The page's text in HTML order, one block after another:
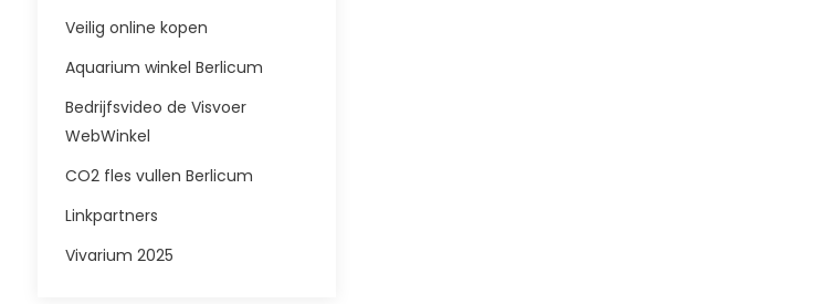
Veilig online kopen
Aquarium winkel Berlicum
Bedrijfsvideo de Visvoer
WebWinkel
CO2 fles vullen Berlicum
Linkpartners
Vivarium 2025